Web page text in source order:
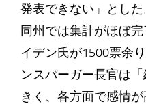
発表できない」とした
同州では集計がほぼ
イデン氏が1500票余
ンスパーガー長官は
きく、各方面で感情